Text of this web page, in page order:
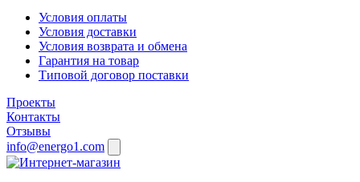
Условия оплаты
Условия доставки
Условия возврата и обмена
Гарантия на товар
Типовой договор поставки
Проекты
Контакты
Отзывы
info@energo1.com